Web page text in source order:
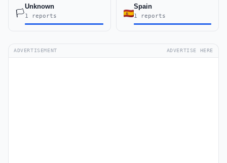
🏳️
Unknown
1 reports
Spain
1 reports
ADVERTISEMENT ADVERTISE HERE